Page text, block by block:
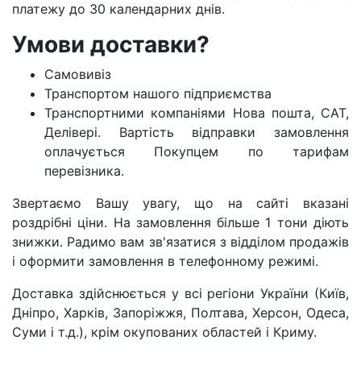
платежу до 30 календарних днів.
Умови доставки?
Самовивіз
Транспортом нашого підприємства
Транспортними компаніями Нова пошта, САТ,
Делівері. Вартість відправки замовлення
оплачується Покупцем по тарифам
перевізника.
Звертаємо Вашу увагу, що на сайті вказані
роздрібні ціни. На замовлення більше 1 тони діють
знижки. Радимо вам зв'язатися з відділом продажів
і оформити замовлення в телефонному режимі.
Доставка здійснюється у всі регіони України (Київ,
Дніпро, Харків, Запоріжжя, Полтава, Херсон, Одеса,
Суми і т.д.), крім окупованих областей і Криму.